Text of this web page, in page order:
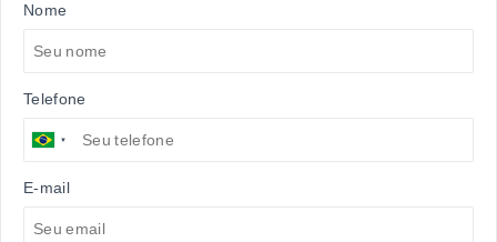
Nome
Telefone
E-mail